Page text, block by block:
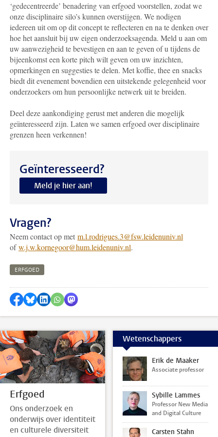
‘gedecentreerde’ benadering van erfgoed voorstellen, zodat we
onze disciplinaire silo’s kunnen overstijgen. We nodigen
iedereen uit om op dit concept te reflecteren en na te denken over
hoe het aansluit bij uw eigen onderzoeksagenda. Meld u aan om
uw aanwezigheid te bevestigen en aan te geven of u tijdens de
bijeenkomst een korte pitch wilt geven om uw inzichten,
opmerkingen en suggesties te delen. Met koffie, thee en snacks
biedt dit evenement bovendien een uitstekende gelegenheid voor
onderzoekers om hun persoonlijke netwerk uit te breiden.
Deel deze aankondiging gerust met anderen die mogelijk
geïnteresseerd zijn. Laten we samen erfgoed over disciplinaire
grenzen heen verkennen!
Geïnteresseerd?
Meld je hier aan!
Vragen?
Neem contact op met m.l.rodrigues.3@fsw.leidenuniv.nl
ofw.j.w.kornegoor@hum.leidenuniv.nl.
ERFGOED
Delen op Facebook
Delen via Bluesky
Delen op LinkedIn
Delen via WhatsApp
Delen via Mastodon
Erfgoed
Ons onderzoek en
onderwijs over identiteit
en culturele diversiteit
Wetenschappers
Erik de Maaker
Associate professor
Sybille Lammes
Professor New Media
and Digital Culture
Carsten Stahn